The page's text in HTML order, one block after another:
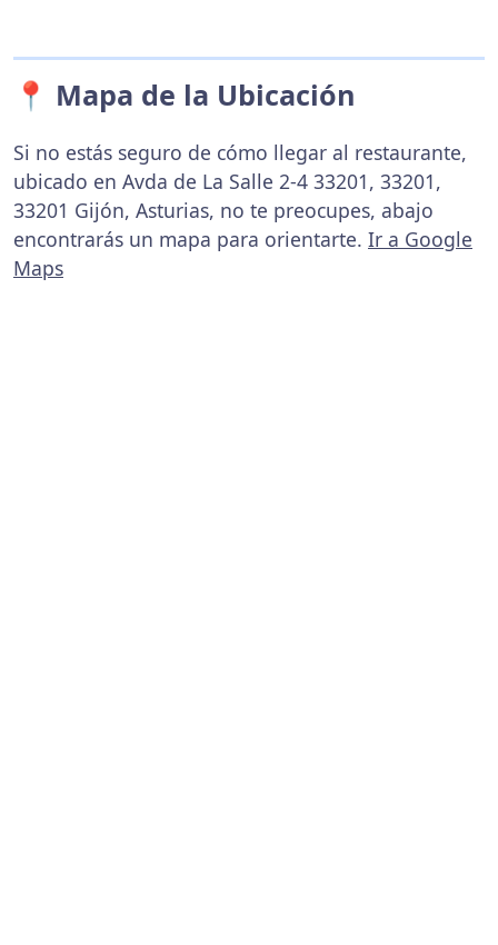
📍 Mapa de la Ubicación
Si no estás seguro de cómo llegar al restaurante,
ubicado en Avda de La Salle 2-4 33201, 33201,
33201 Gijón, Asturias, no te preocupes, abajo
encontrarás un mapa para orientarte. Ir a Google
Maps